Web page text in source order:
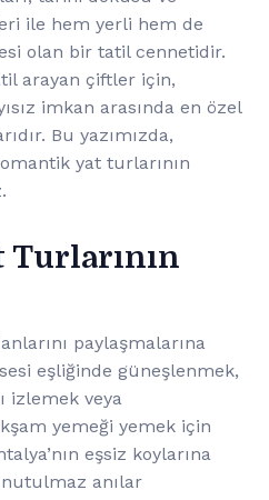
ile hem yerli hem de
olan bir tatil cennetidir.
arayan çiftler için,
imkan arasında en özel
Bu yazımızda,
yat turlarının
Turlarının
paylaşmalarına
eşliğinde güneşlenmek,
izlemek veya
yemeği yemek için
eşsiz koylarına
anılar